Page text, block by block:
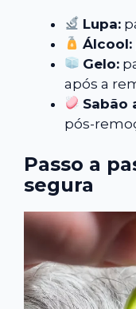
Lupa:
Álcool:
Gelo:
após a
Sabão
pós-
Passo a
segura